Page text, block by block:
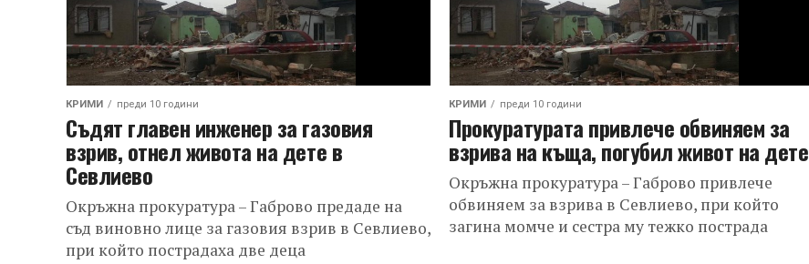
КРИМИ преди 10 години
Съдят главен инженер за газовия
взрив, отнел живота на дете в
Севлиево
Окръжна прокуратура – Габрово предаде на
съд виновно лице за газовия взрив в Севлиево,
при който пострадаха две деца
КРИМИ преди 10 години
Прокуратурата привлече обвиняем за
взрива на къща, погубил живот на дете
Окръжна прокуратура – Габрово привлече
обвиняем за взрива в Севлиево, при който
загина момче и сестра му тежко пострада